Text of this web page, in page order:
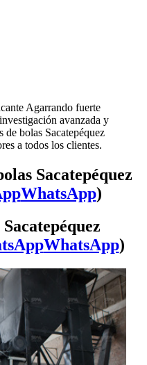
Agarrando fuerte
avanzada y
bolas Sacatepéquez
a todos los clientes.
Sacatepéquez
WhatsApp)
WhatsApp)